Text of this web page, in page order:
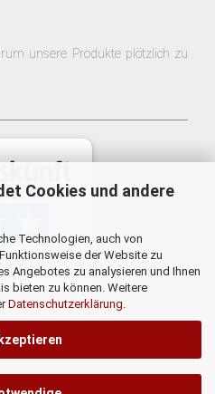
Cookies und andere
Technologien, auch von
der Website zu
Angebotes zu analysieren und Ihnen
bieten zu können. Weitere
Datenschutzerklärung
unsere Produkte plötzlich zu
durch uns findet nicht statt.
stammen, die die
erworben oder genutzt